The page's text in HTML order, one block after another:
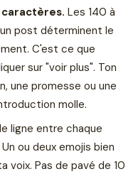
Les 140 à
post déterminent le
C'est ce que
sur "voir plus". Ton
une promesse ou une
molle.
ligne entre chaque
ou deux emojis bien
voix. Pas de pavé de 10